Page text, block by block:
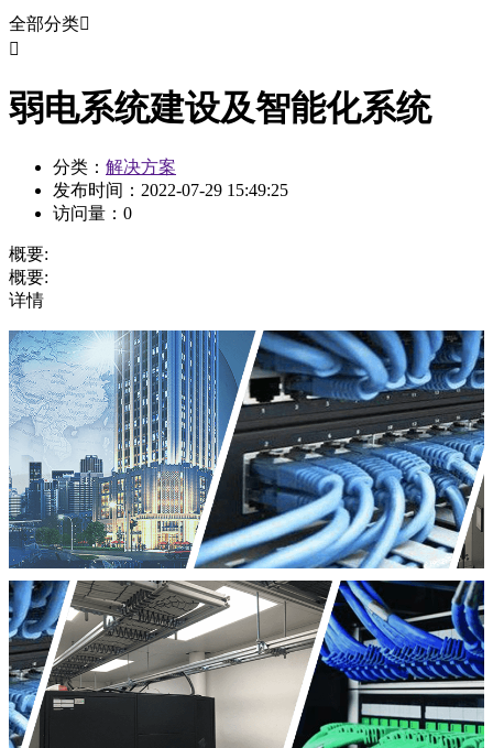
全部分类

弱电系统建设及智能化系统
分类： 解决方案
发布时间： 2022-07-29 15:49:25
访问量： 0
概要:
概要:
详情